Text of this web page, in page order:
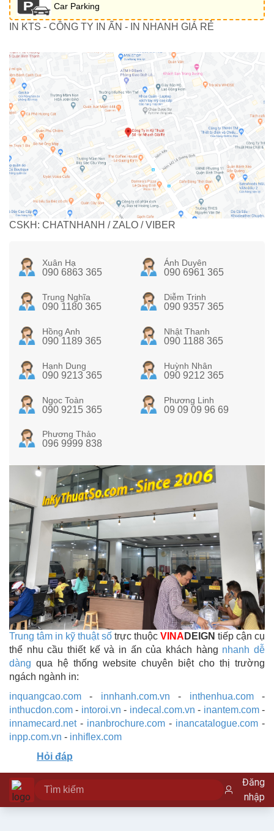
Car Parking
IN KTS - CÔNG TY IN ẤN - IN NHANH GIÁ RẺ
CSKH: CHATNHANH / ZALO / VIBER
Xuân Hạ
090 6863 365
Ánh Duyên
090 6961 365
Trung Nghĩa
090 1180 365
Diễm Trinh
090 9357 365
Hồng Anh
090 1189 365
Nhật Thanh
090 1188 365
Hạnh Dung
090 9213 365
Huỳnh Nhân
090 9212 365
Ngọc Toàn
090 9215 365
Phương Linh
09 09 09 96 69
Phương Thảo
096 9999 838
Trung tâm in kỹ thuật số trực thuộc VINA DEIGN tiếp cận cụ
thể nhu cầu thiết kế và in ấn của khách hàng nhanh dễ
dàng qua hệ thống website chuyên biệt cho thị trường
ngách ngành in:
inquangcao.com - innhanh.com.vn - inthenhua.com-
inthucdon.com - intoroi.vn - indecal.com.vn - inantem.com-
innamecard.net- inanbrochure.com - inancatalogue.com -
inpp.com.vn - inhiflex.com
Hỏi đáp